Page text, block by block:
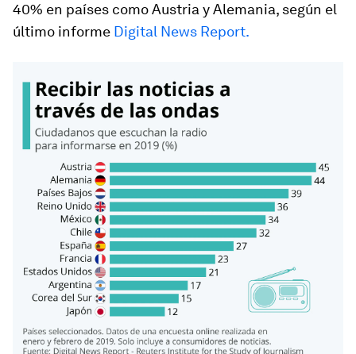
40% en países como Austria y Alemania, según el
último informe Digital News Report.